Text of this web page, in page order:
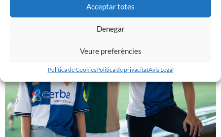
Acceptar totes
Denegar
Veure preferències
Politica de CookiesPolitica de privacitatAvis Legal
𝑽𝒆𝒏𝒊𝒎 𝒅’𝒖𝒏𝒂 𝒈𝒓𝒂𝒏 𝒃𝒂𝒕𝒂𝒍𝒍𝒂…𝒊 𝒂𝒏𝒆𝒎 𝒂 𝒑𝒆𝒓 𝒍𝒂 𝒔𝒆𝒈𝒖̈𝒆𝒏𝒕